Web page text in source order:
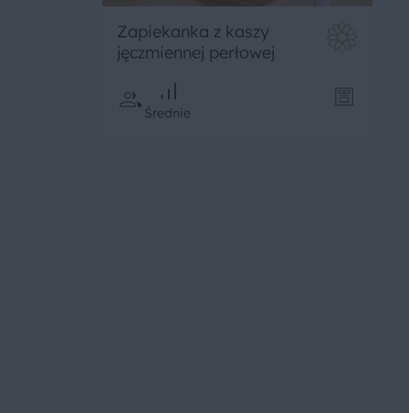
Zapiekanka z kaszy
jęczmiennej perłowej
Średnie